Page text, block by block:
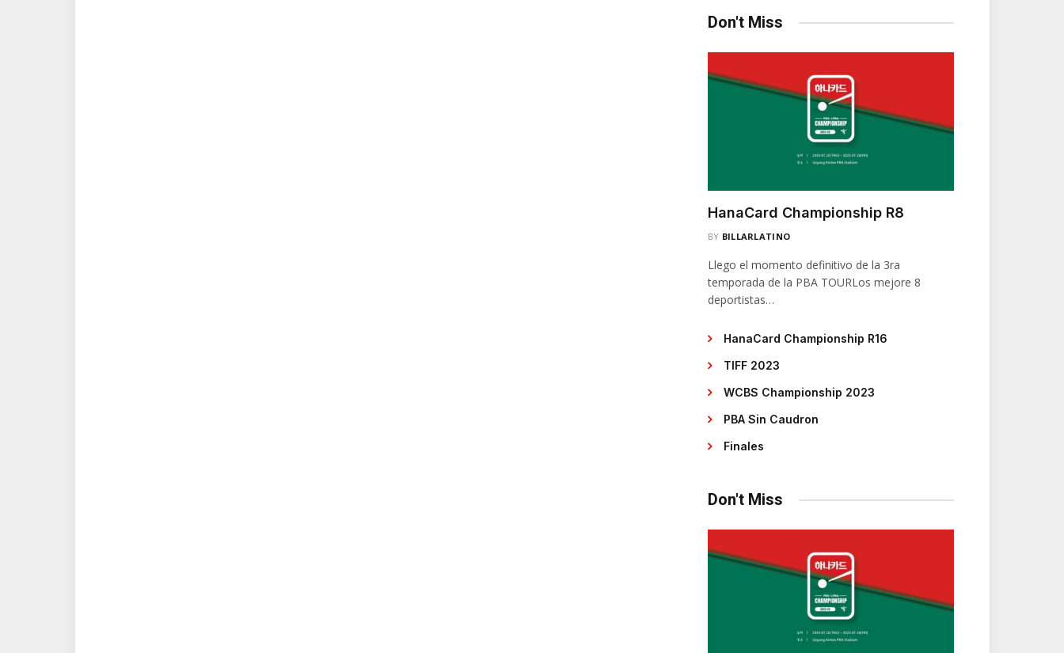
Don't Miss
HanaCard Championship R8
BY BILLARLATINO
Llego el momento definitivo de la 3ra
temporada de la PBA TOURLos mejore 8
deportistas…
HanaCard Championship R16
TIFF 2023
WCBS Championship 2023
PBA Sin Caudron
Finales
Don't Miss